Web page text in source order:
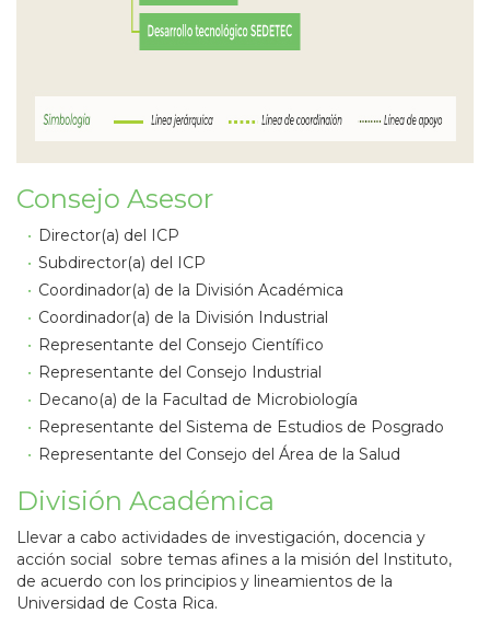
Consejo Asesor
Director(a) del ICP
Subdirector(a) del ICP
Coordinador(a) de la División Académica
Coordinador(a) de la División Industrial
Representante del Consejo Científico
Representante del Consejo Industrial
Decano(a) de la Facultad de Microbiología
Representante del Sistema de Estudios de Posgrado
Representante del Consejo del Área de la Salud
División Académica
Llevar a cabo actividades de investigación, docencia y
acción social sobre temas afines a la misión del Instituto,
de acuerdo con los principios y lineamientos de la
Universidad de Costa Rica.